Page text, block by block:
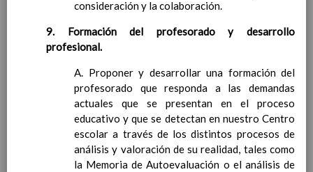
LÃ­neas generales para la acogida y el
incluyendo las adaptaciones
DescripciÃ³n de procedimientos para
recoger y organizar los datos acadÃ©micos
y personales del alumnado
OrganizaciÃ³n y utilizaciÃ³n de los recursos
personales y materiales, de los que dispone
el centro, en relaciÃ³n con la orientaciÃ³n y la
acciÃ³n tutorial
ColaboraciÃ³n y coordinaciÃ³n con servicios
consideración y la colaboración.
9. Formación del profesorado y desarrollo
profesional.
A. Proponer y desarrollar una formación del
profesorado que responda a las demandas
actuales que se presentan en el proceso
educativo y que se detectan en nuestro Centro
escolar a través de los distintos procesos de
análisis y valoración de su realidad, tales como
la Memoria de Autoevaluación o el análisis de